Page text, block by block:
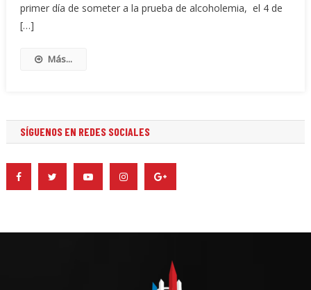
primer día de someter a la prueba de alcoholemia, el 4 de
[…]
Más...
SÍGUENOS EN REDES SOCIALES